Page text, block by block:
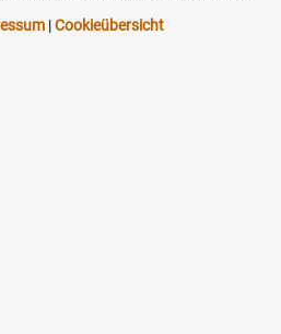
|Cookieübersicht